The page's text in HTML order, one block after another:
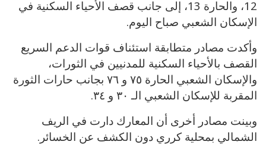
12، والحارة 13، إلى جانب قصف الأحياء السكنية في
الإسكان الشعبي صباح اليوم.
وأكدت مصادر متطابقة استئناف قوات الدعم السريع
القصف بالأحياء السكنية للمدنيين في الثورات،
والإسكان الشعبي الحارة ٧٥ و ٧٦ بجانب حارات الثورة
المقربة للإسكان الشعبي الـ ٣٠ و ٣٤.
وبينت مصادر أخرى أن المعارك دارت في الريف
الشمالي بمحلية كرري دون الكشف عن الخسائر.